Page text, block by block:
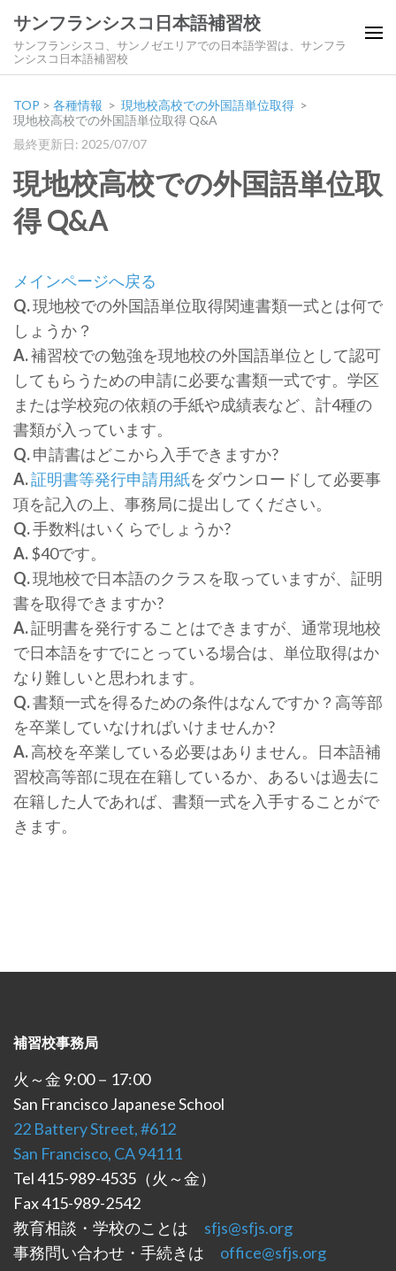
サンフランシスコ日本語補習校
サンフランシスコ、サンノゼエリアでの日本語学習は、サンフラ
ンシスコ日本語補習校
TOP > 各種情報 > 現地校高校での外国語単位取得 >
現地校高校での外国語単位取得 Q&A
最終更新日: 2025/07/07
現地校高校での外国語単位取
得 Q&A
メインページへ戻る
Q.現地校での外国語単位取得関連書類一式とは何で
しょうか？
A.補習校での勉強を現地校の外国語単位として認可
してもらうための申請に必要な書類一式です。学区
または学校宛の依頼の手紙や成績表など、計4種の
書類が入っています。
Q.申請書はどこから入手できますか?
A.証明書等発行申請用紙をダウンロードして必要事
項を記入の上、事務局に提出してください。
Q.手数料はいくらでしょうか?
A.$40です。
Q.現地校で日本語のクラスを取っていますが、証明
書を取得できますか?
A.証明書を発行することはできますが、通常現地校
で日本語をすでにとっている場合は、単位取得はか
なり難しいと思われます。
Q.書類一式を得るための条件はなんですか？高等部
を卒業していなければいけませんか?
A.高校を卒業している必要はありません。日本語補
習校高等部に現在在籍しているか、あるいは過去に
在籍した人であれば、書類一式を入手することがで
きます。
補習校事務局
火～金 9:00－17:00
San Francisco Japanese School
22 Battery Street, #612
San Francisco, CA 94111
Tel 415-989-4535（火～金）
Fax 415-989-2542
教育相談・学校のことは sfjs@sfjs.org
事務問い合わせ・手続きは office@sfjs.org